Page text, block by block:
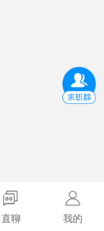
直聊 我的